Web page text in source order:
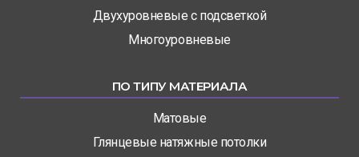
Двухуровневые с подсветкой
Многоуровневые
ПО ТИПУ МАТЕРИАЛА
Матовые
Глянцевые натяжные потолки